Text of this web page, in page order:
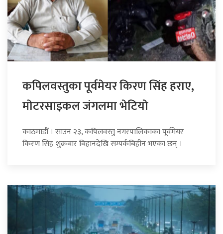
कपिलवस्तुका पूर्वमेयर किरण सिंह हराए,
माेटरसाइकल जंगलमा भेटियाे
काठमाडौँ । साउन २३, कपिलवस्तु नगरपालिकाका पूर्वमेयर
किरण सिंह शुक्रबार बिहानदेखि सम्पर्कबिहीन भएका छन् ।